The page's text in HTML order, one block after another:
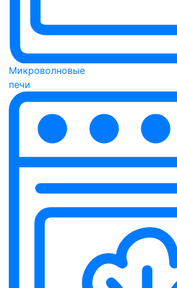
Микроволновые
печи